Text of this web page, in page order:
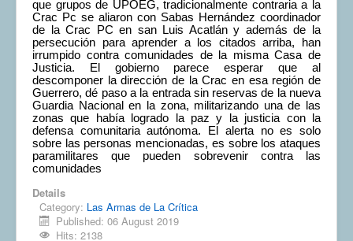
que grupos de UPOEG, tradicionalmente contraria a la
Crac Pc se aliaron con Sabas Hernández coordinador
de la Crac PC en san Luis Acatlán y además de la
persecución para aprender a los citados arriba, han
irrumpido contra comunidades de la misma Casa de
Justicia. El gobierno parece esperar que al
descomponer la dirección de la Crac en esa región de
Guerrero, dé paso a la entrada sin reservas de la nueva
Guardia Nacional en la zona, militarizando una de las
zonas que había logrado la paz y la justicia con la
defensa comunitaria autónoma. El alerta no es solo
sobre las personas mencionadas, es sobre los ataques
paramilitares que pueden sobrevenir contra las
comunidades
Details
Category: Las Armas de La Crítica
Published: 06 August 2019
Hits: 2138